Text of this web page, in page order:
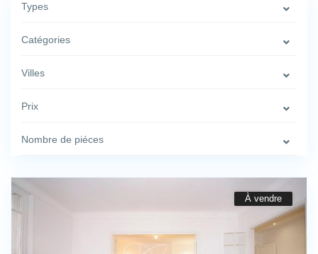
Types
Catégories
Villes
Prix
Nombre de piéces
À vendre